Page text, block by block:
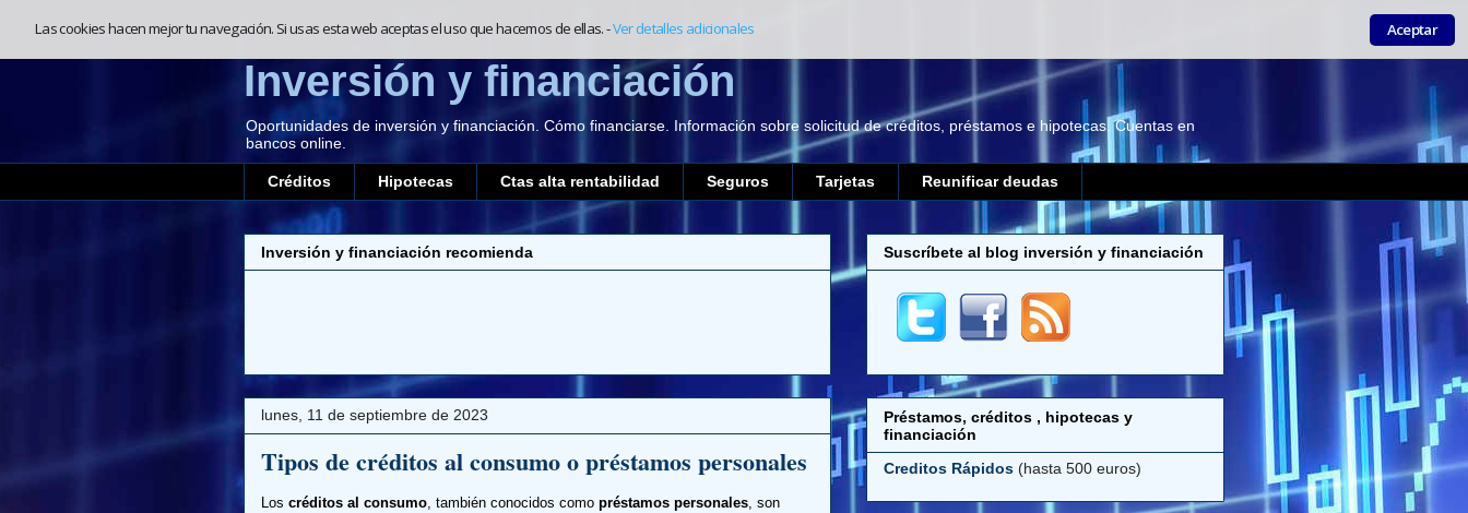
Las cookies hacen mejor tu navegación. Si usas esta web aceptas el uso que hacemos de ellas.-Ver detalles adicionales Aceptar
Inversión y financiación
Oportunidades de inversión y financiación. Cómo financiarse. Información sobre solicitud de créditos, préstamos e hipotecas. Cuentas en
bancos online.
Créditos Hipotecas Ctas alta rentabilidad Seguros Tarjetas Reunificar deudas
Inversión y financiación recomienda
lunes, 11 de septiembre de 2023
Tipos de créditos al consumo o préstamos personales
Los créditos al consumo, también conocidos como préstamos personales, son
Suscríbete al blog inversión y financiación
Préstamos, créditos , hipotecas y
financiación
Creditos Rápidos (hasta 500 euros)